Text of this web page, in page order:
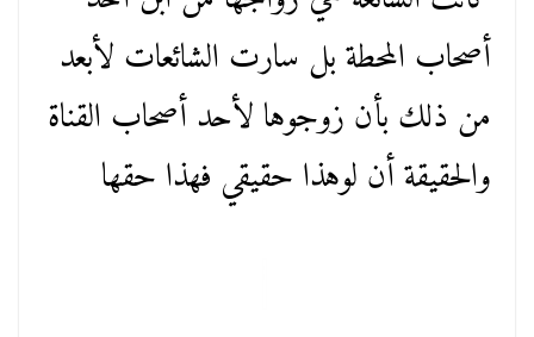
أصحاب المحطة بل سارت الشائعات لأبعد
من ذلك بأن زوجوها لأحد أصحاب القناة
والحقيقة أن لوهذا حقيقي فهذا حقها